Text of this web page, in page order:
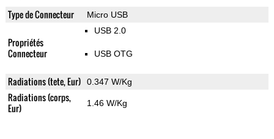
Type de Connecteur Micro USB
Propriétés
Connecteur
USB 2.0
USB OTG
Radiations (tete, Eur) 0.347 W/Kg
Radiations (corps,
Eur)
1.46 W/Kg